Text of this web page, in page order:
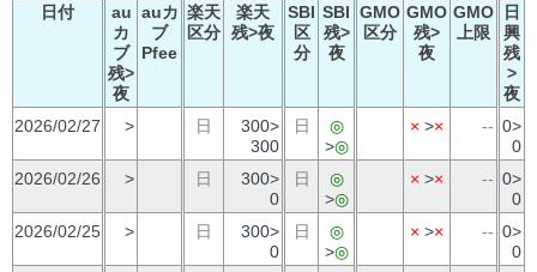
日付
au
カ
ブ
残>
夜
auカ
ブ
Pfee
楽天
区分
楽天
残>夜
SBI
区
分
SBI
残>
夜
GMO
区分
GMO
残>
夜
GMO
上限
日
興
残
>
夜
2026/02/27
> 日
300>
300
日
◎
>◎
× >× -- 0>
0
2026/02/26
> 日
300>
0
日
◎
>◎
× >× -- 0>
0
2026/02/25
> 日
300>
0
日
◎
>◎
× >× -- 0>
0